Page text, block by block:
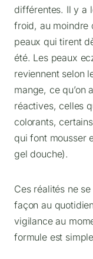
différentes. Il y a
froid, au moindre
peaux qui tirent
été. Les peaux
reviennent selon
mange, ce qu’on
réactives, celles
colorants,
qui font mousser
gel douche).
Ces réalités ne
façon au
vigilance au
formule est